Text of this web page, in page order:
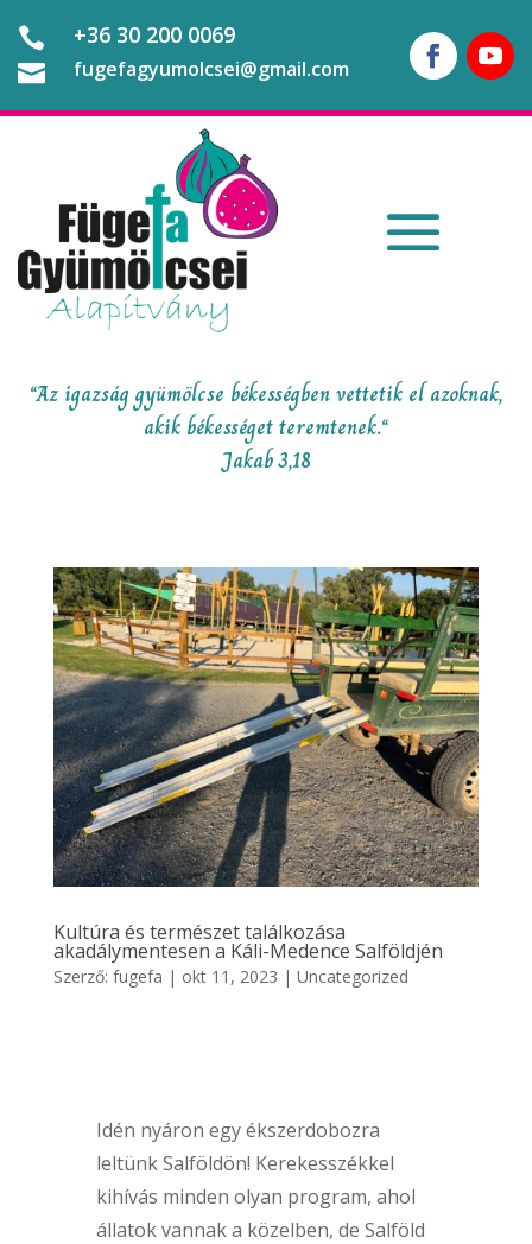
 +36 30 200 0069
 fugefagyumolcsei@gmail.com
“Az igazság gyümölcse békességben vettetik el azoknak,
akik békességet teremtenek.“
Jakab 3,18
Kultúra és természet találkozása
akadálymentesen a Káli-Medence Salföldjén
Szerző: fugefa | okt 11, 2023 | Uncategorized
Idén nyáron egy ékszerdobozra
leltünk Salföldön! Kerekesszékkel
kihívás minden olyan program, ahol
állatok vannak a közelben, de Salföld